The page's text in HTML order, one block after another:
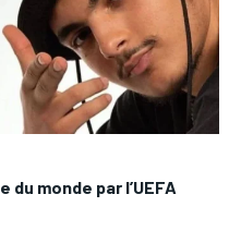
monde par l’UEFA